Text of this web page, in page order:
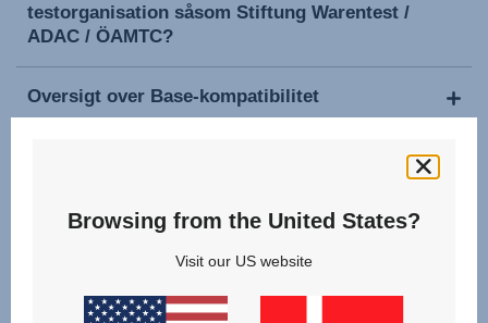
testorganisation såsom Stiftung Warentest /
ADAC / ÖAMTC?
Oversigt over Base-kompatibilitet
Använd din bilbarnstol
reservedele?
Browsing from the United States?
Visit our US website